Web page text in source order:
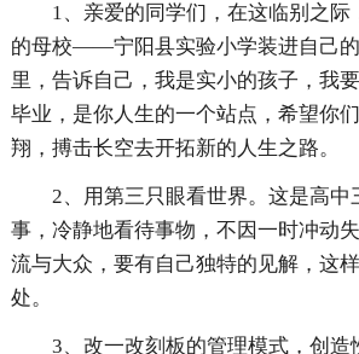
1、亲爱的同学们，在这临别之际
的母校——宁阳县实验小学装进自己
里，告诉自己，我是实小的孩子，我
毕业，是你人生的一个站点，希望你
翔，搏击长空去开拓新的人生之路。
2、用第三只眼看世界。这是高中
事，冷静地看待事物，不因一时冲动
流与大众，要有自己独特的见解，这
处。
3、改一改刻板的管理模式，创造